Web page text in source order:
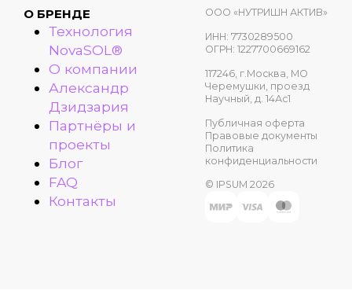
О БРЕНДЕ
Технология
NovaSOL®
О компании
Александр
Дзидзария
Партнёры и
проекты
Блог
FAQ
Контакты
ООО «НУТРИШН АКТИВ»
ИНН: 7730289500
ОГРН: 1227700669162
117246, г.Москва, МО
Черемушки, проезд
Научный, д. 14Ас1
Публичная оферта
Правовые документы
Политика
конфиденциальности
© IPSUM 2026